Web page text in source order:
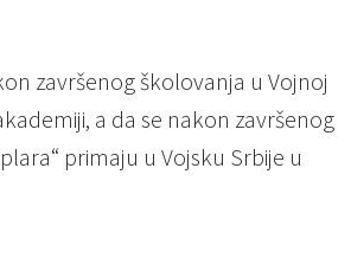
završenog školovanja u Vojnoj
a da se nakon završenog
primaju u Vojsku Srbije u